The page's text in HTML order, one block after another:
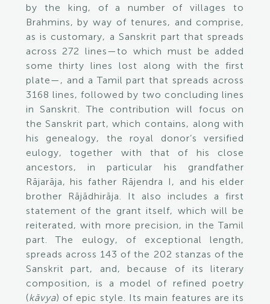
by the king, of a number of villages to
Brahmins, by way of tenures, and comprise,
as is customary, a Sanskrit part that spreads
across 272 lines—to which must be added
some thirty lines lost along with the first
plate—, and a Tamil part that spreads across
3168 lines, followed by two concluding lines
in Sanskrit. The contribution will focus on
the Sanskrit part, which contains, along with
his genealogy, the royal donor’s versified
eulogy, together with that of his close
ancestors, in particular his grandfather
Rājarāja, his father Rājendra I, and his elder
brother Rājādhirāja. It also includes a first
statement of the grant itself, which will be
reiterated, with more precision, in the Tamil
part. The eulogy, of exceptional length,
spreads across 143 of the 202 stanzas of the
Sanskrit part, and, because of its literary
composition, is a model of refined poetry
(kāvya) of epic style. Its main features are its